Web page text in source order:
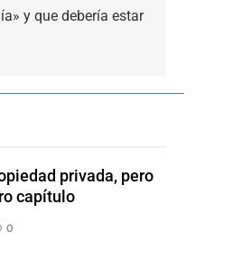
y que debería estar
privada, pero
capítulo
0